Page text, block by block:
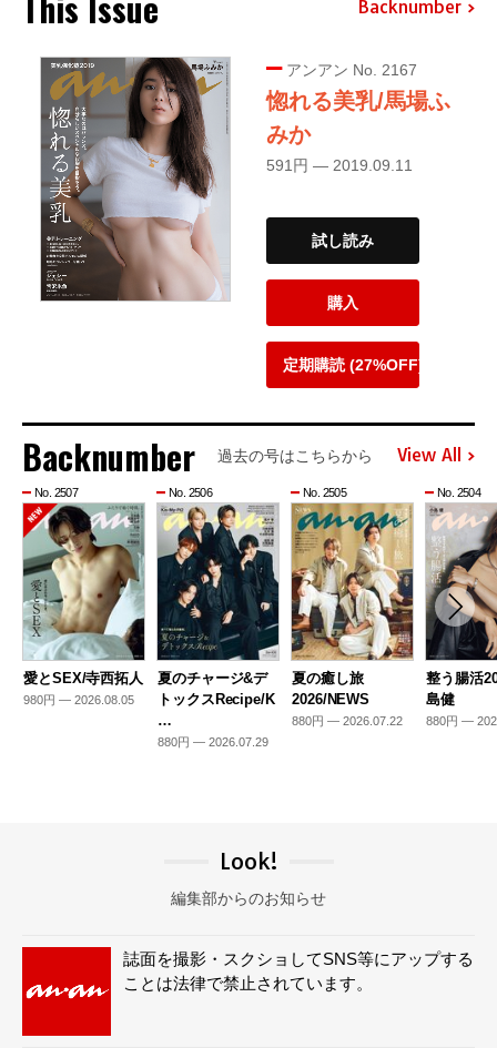
Backnumber
アンアン No. 2167
惚れる美乳/馬場ふ
みか
591円 — 2019.09.11
試し読み
購入
定期購読 (27%OFF)
Backnumber 過去の号はこちらから View All
No. 2507
愛とSEX/寺西拓人
980円 — 2026.08.05
No. 2506
夏のチャージ&デ
トックスRecipe/K
…
880円 — 2026.07.29
No. 2505
夏の癒し旅
2026/NEWS
880円 — 2026.07.22
No. 2504
整う腸活
島健
880円 —
Look!
編集部からのお知らせ
誌面を撮影・スクショしてSNS等にアップする
ことは法律で禁止されています。